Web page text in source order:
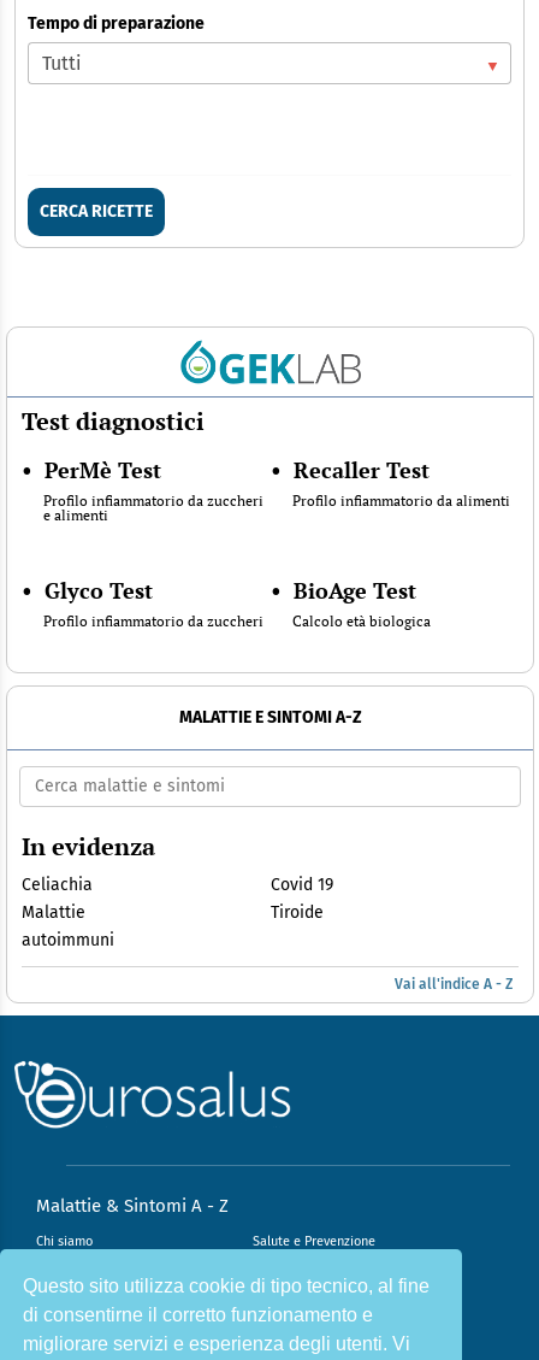
Questo sito utilizza cookie di tipo tecnico, al fine
di consentirne il corretto funzionamento e
migliorare servizi e esperienza degli utenti. Vi
Tempo di preparazione
CERCA RICETTE
Test diagnostici
• PerMè Test
Profilo infiammatorio da zuccheri
e alimenti
• Recaller Test
Profilo infiammatorio da alimenti
• Glyco Test
Profilo infiammatorio da zuccheri
• BioAge Test
Calcolo età biologica
MALATTIE E SINTOMI A-Z
In evidenza
Celiachia
Covid 19
Malattie
autoimmuni
Tiroide
Vai all'indice A - Z
Malattie & Sintomi A - Z
Chi siamo Salute e Prevenzione
Infiammazione e Allergia Direzione scientifica
Nutrizione e Stili di vita Sport e Benessere
Cookie Policy L’angolo del dottore